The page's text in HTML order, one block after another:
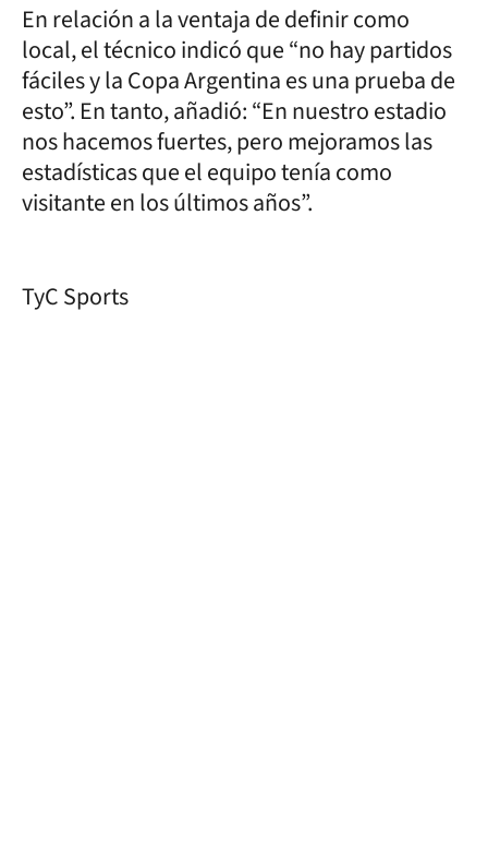
En relación a la ventaja de definir como
local, el técnico indicó que “no hay partidos
fáciles y la Copa Argentina es una prueba de
esto”. En tanto, añadió: “En nuestro estadio
nos hacemos fuertes, pero mejoramos las
estadísticas que el equipo tenía como
visitante en los últimos años”.
TyC Sports